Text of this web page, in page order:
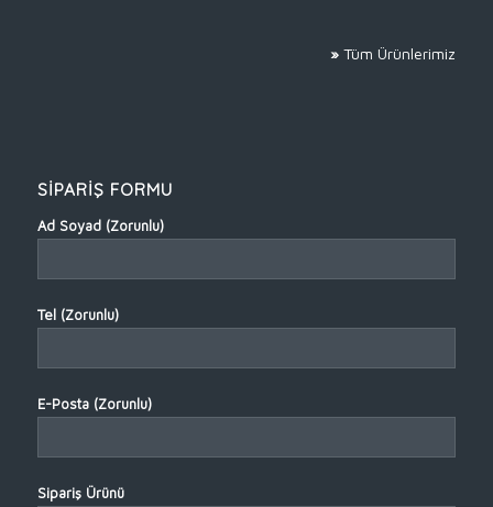
» Tüm Ürünlerimiz
SİPARİŞ FORMU
Ad Soyad (Zorunlu)
Tel (Zorunlu)
E-Posta (Zorunlu)
Sipariş Ürünü